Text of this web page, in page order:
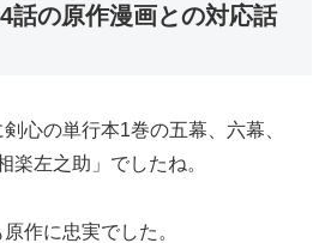
話の原作漫画との対応話
心の単行本1巻の五幕、六幕、
楽左之助」でしたね。
作に忠実でした。